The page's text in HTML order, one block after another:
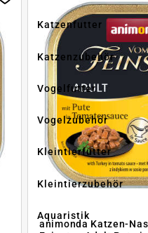
Katzenfutter
Katzenzubehör
Vogelfutter
Vogelzubehör
Kleintierfutter
Kleintierzubehör
Aquaristik
animonda Katzen-